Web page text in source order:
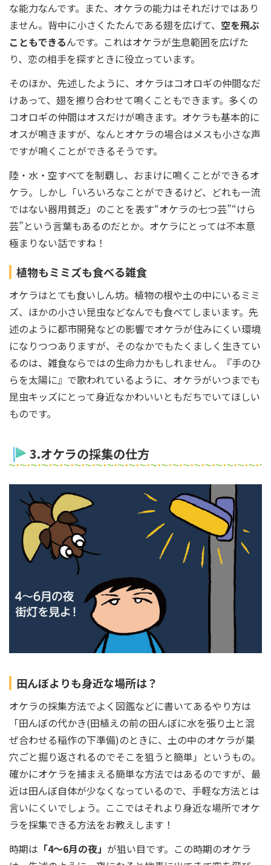
な能力なんです。また、オケラの能力はそれだけではあり
ません。背中に小さくたたんである翅を広げて、 空を飛ぶ
こともできるんです。これはオケラが生息範囲を広げた
り、恋の相手を探すときに役立っています。
そのほか、先述したように、オケラはコオロギの仲間なだ
けあって、翅を擦り合わせて鳴くこともできます。多くの
コオロギの仲間はオスだけが鳴きます。オケラも基本的に
オスが鳴きますが、なんとオケラの場合はメスも小さな声
ですが鳴くことができるそうです。
陸・水・空すべてを制覇し、おまけに鳴くことができるオ
ケラ。しかし「いろいろなことができるけど、どれも一流
ではない器用貧乏」のことを表す“オケラの七つ芸”“けら
芸”という言葉もあるのだとか。オケラにとっては不本意
極まりない話ですね！
植物もミミズも食べる雑食
オケラはとても食いしん坊。植物の根や土の中にいるミミ
ズ、ほかの小さい昆虫などなんでも食べてしまいます。先
述のように都市開発などの影響でオケラが住みにくい環境
になりつつありますが、そのなかでもたくましく生きてい
るのは、雑食ならではの生命力かもしれません。『手のひ
らを太陽に』で歌われているように、オケラがいつまでも
昆虫キッズにとって身近なかわいいともだちでいてほしい
ものです。
3.オケラの採集の仕方
田んぼよりも身近な場所は？
オケラの採集方法でよく図鑑などに書いてあるやり方は
「田んぼの代かき(田植えの前の田んぼに水を張り土と混
ぜ合わせる稲作の下準備)のときに、土の中のオケラが巣
穴ごと掘り返されるのでそこを狙うと簡単」というもの。
確かにオケラを捕まえる簡単な方法ではあるのですが、最
近は田んぼ自体が少なくなっているので、手軽な方法とは
言いにくいでしょう。ここではそれより身近な場所でオケ
ラを採集できる方法をお教えします！
時期は 「4～6月の夜」 が狙い目です。この時期のオケラ